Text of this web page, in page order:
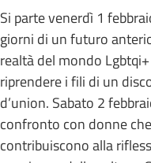
Si parte venerdì 1
giorni di un futuro
realtà del mondo
riprendere i fili di un
d’union. Sabato 2
confronto con donne
contribuiscono alla